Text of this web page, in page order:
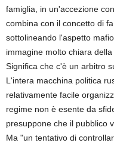
famiglia, in un'accezione
combina con il concetto di
sottolineando l'aspetto
immagine molto chiara
Significa che c'è un arbitro
L'intera macchina politica
relativamente facile
regime non è esente da
presuppone che il pubblico
Ma "un tentativo di